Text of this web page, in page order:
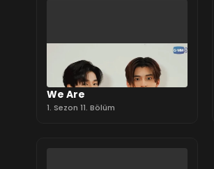
We Are
1. Sezon 11. Bölüm